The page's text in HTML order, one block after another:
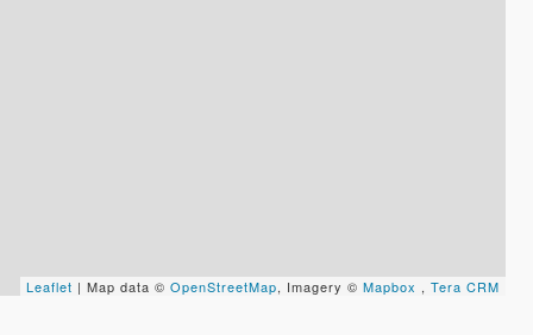
Leaflet | Map data © OpenStreetMap, Imagery © Mapbox , Tera CRM